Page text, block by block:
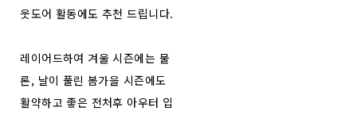
웃도어 활동에도 추천 드립니다.
레이어드하여 겨울 시즌에는 물
론, 날이 풀린 봄가을 시즌에도
활약하고 좋은 전처후 아우터 입